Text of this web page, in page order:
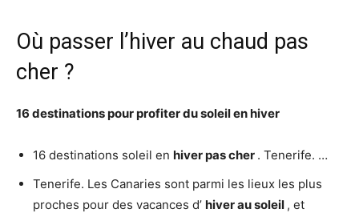
Où passer l’hiver au chaud pas
cher ?
16 destinations pour profiter du soleil enhiver
16 destinations soleil en hiver pas cher . Tenerife. …
Tenerife. Les Canaries sont parmi les lieux les plus
proches pour des vacances d’ hiver au soleil , et